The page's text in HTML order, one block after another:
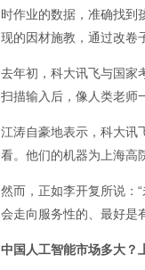
时作业的数据，准确找到
现的因材施教，通过改卷
去年初，科大讯飞与国家
扫描输入后，像人类老师
江涛自豪地表示，科大讯
看。他们的机器为上海高
然而，正如李开复所说：
会走向服务性的、最好是
中国人工智能市场多大？